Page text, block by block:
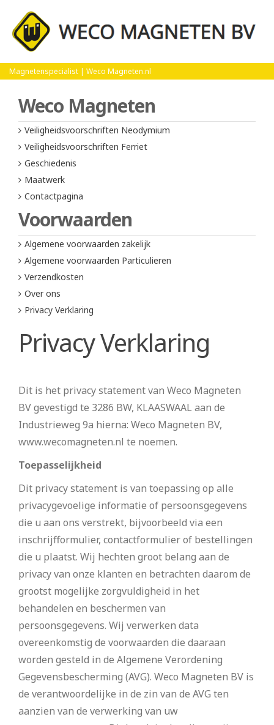
Magnetenspecialist | Weco Magneten.nl
Weco Magneten
Veiligheidsvoorschriften Neodymium
Veiligheidsvoorschriften Ferriet
Geschiedenis
Maatwerk
Contactpagina
Voorwaarden
Algemene voorwaarden zakelijk
Algemene voorwaarden Particulieren
Verzendkosten
Over ons
Privacy Verklaring
Privacy Verklaring
Dit is het privacy statement van Weco Magneten
BV gevestigd te 3286 BW, KLAASWAAL aan de
Industrieweg 9a hierna: Weco Magneten BV,
www.wecomagneten.nl te noemen.
Toepasselijkheid
Dit privacy statement is van toepassing op alle
privacygevoelige informatie of persoonsgegevens
die u aan ons verstrekt, bijvoorbeeld via een
inschrijfformulier, contactformulier of bestellingen
die u plaatst. Wij hechten groot belang aan de
privacy van onze klanten en betrachten daarom de
grootst mogelijke zorgvuldigheid in het
behandelen en beschermen van
persoonsgegevens. Wij verwerken data
overeenkomstig de voorwaarden die daaraan
worden gesteld in de Algemene Verordening
Gegevensbescherming (AVG). Weco Magneten BV is
de verantwoordelijke in de zin van de AVG ten
aanzien van de verwerking van uw